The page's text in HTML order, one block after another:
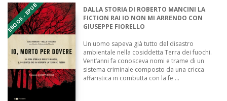
EBOOK - EPUB
DALLA STORIA DI ROBERTO MANCINI LA
FICTION RAI IO NON MI ARRENDO CON
GIUSEPPE FIORELLO
Un uomo sapeva già tutto del disastro
ambientale nella cosiddetta Terra dei fuochi.
Vent’anni fa conosceva nomi e trame di un
sistema criminale composto da una cricca
affaristica in combutta con la fe ...